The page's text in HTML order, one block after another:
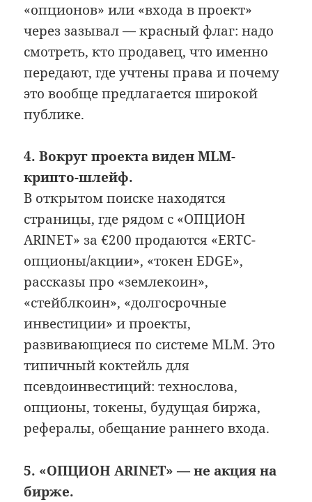
«опционов» или «входа в проект»
через зазывал — красный флаг: надо
смотреть, кто продавец, что именно
передают, где учтены права и почему
это вообще предлагается широкой
публике.
4. Вокруг проекта виден MLM-
крипто-шлейф.
В открытом поиске находятся
страницы, где рядом с «ОПЦИОН
ARINET» за €200 продаются «ERTC-
опционы/акции», «токен EDGE»,
рассказы про «землекоин»,
«стейблкоин», «долгосрочные
инвестиции» и проекты,
развивающиеся по системе MLM. Это
типичный коктейль для
псевдоинвестиций: технослова,
опционы, токены, будущая биржа,
рефералы, обещание раннего входа.
5. «ОПЦИОН ARINET» — не акция на
бирже.